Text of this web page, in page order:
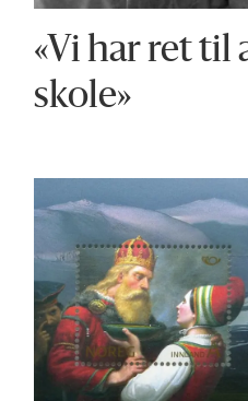
«Vi har ret til
skole»